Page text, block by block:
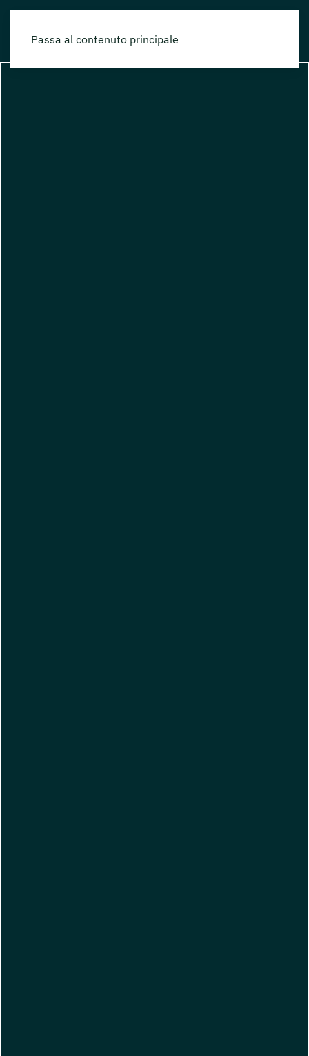
Passa al contenuto principale